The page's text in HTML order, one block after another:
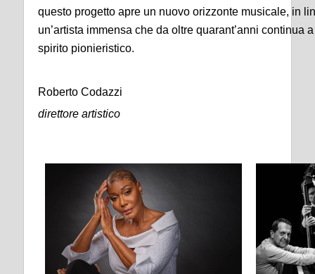
questo progetto apre un nuovo orizzonte musicale, in
un’artista immensa che da oltre quarant’anni continua
spirito pionieristico.
Roberto Codazzi
direttore artistico